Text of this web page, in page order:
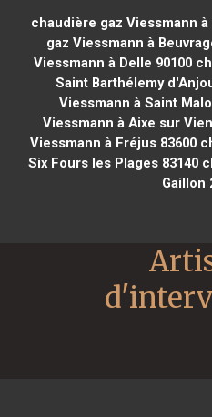
chaudière gaz Viessmann à
gaz Viessmann à
Viessmann à Delle 90100
Saint Barthélemy
Viessmann à Saint
Viessmann à Aixe sur
Viessmann à Fréjus 83600
Six Fours les Plages 83140
Gaillon